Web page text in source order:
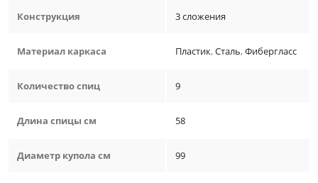
Конструкция 3 сложения
Материал каркаса Пластик,Сталь,Фибергласс
Количество спиц 9
Длина спицы см 58
Диаметр купола см 99